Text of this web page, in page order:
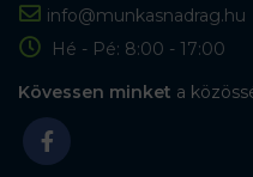
info@munkasnadrag.hu
Hé - Pé: 8:00 - 17:00
Kövessen minket a